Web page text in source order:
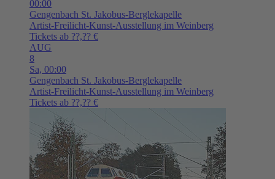
00:00
Gengenbach St. Jakobus-Berglekapelle
Artist-Freilicht-Kunst-Ausstellung im Weinberg
Tickets ab ??,?? €
AUG
8
Sa, 00:00
Gengenbach St. Jakobus-Berglekapelle
Artist-Freilicht-Kunst-Ausstellung im Weinberg
Tickets ab ??,?? €